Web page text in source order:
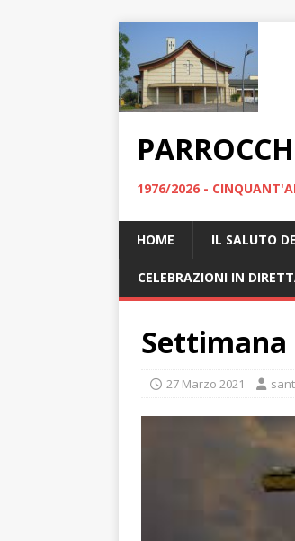
1976/2026 -
HOME IL SALUTO
CELEBRAZIONI IN
Settimana
27 Marzo 2021